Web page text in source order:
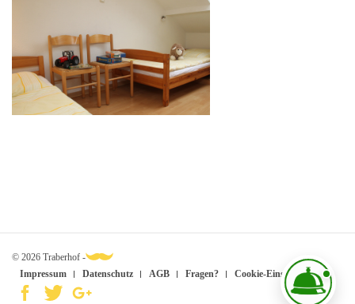
© 2026 Traberhof -
Impressum
Datenschutz AGB Fragen? Cookie-Einstellungen